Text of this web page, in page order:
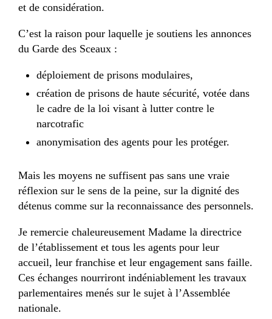
et de considération.
C’est la raison pour laquelle je soutiens les annonces
du Garde des Sceaux :
déploiement de prisons modulaires,
création de prisons de haute sécurité, votée dans
le cadre de la loi visant à lutter contre le
narcotrafic
anonymisation des agents pour les protéger.
Mais les moyens ne suffisent pas sans une vraie
réflexion sur le sens de la peine, sur la dignité des
détenus comme sur la reconnaissance des personnels.
Je remercie chaleureusement Madame la directrice
de l’établissement et tous les agents pour leur
accueil, leur franchise et leur engagement sans faille.
Ces échanges nourriront indéniablement les travaux
parlementaires menés sur le sujet à l’Assemblée
nationale.